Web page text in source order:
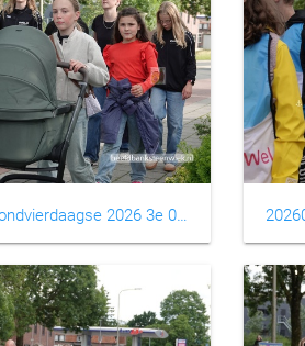
20260610 Avondvierdaagse 2026 3e 0010